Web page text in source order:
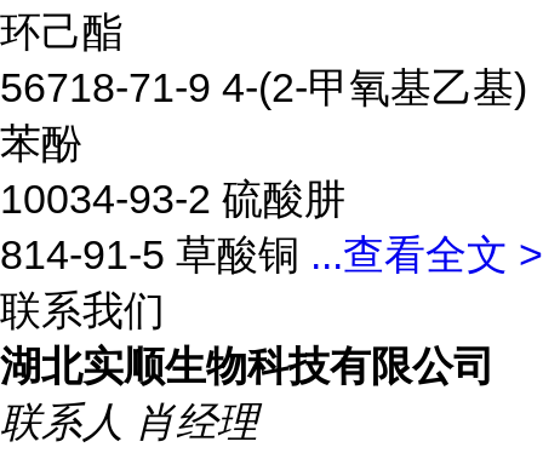
环己酯
56718-71-9 4-(2-甲氧基乙基)
苯酚
10034-93-2 硫酸肼
814-91-5 草酸铜 ...查看全文 >
联系我们
湖北实顺生物科技有限公司
联系人 肖经理